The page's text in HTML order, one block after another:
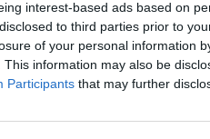
interest-based ads based on
to third parties prior to
of your personal information
This information may also be
Participants that may further
ukrán elnöki tanácsadó a
a harcok jelenlegi állása
az a probléma,